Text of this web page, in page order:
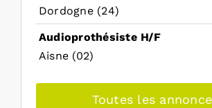
Dordogne (24)
Audioprothésiste H/F
Aisne (02)
Toutes les